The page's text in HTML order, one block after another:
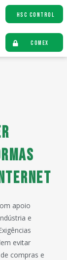
HSC CONTROL
COMEX
apoio
e
evitar
compras e